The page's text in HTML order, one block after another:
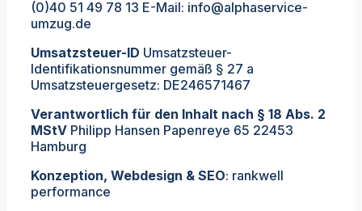
(0)40 51 49 78 13 E-Mail: info@alphaservice-
umzug.de
Umsatzsteuer-ID Umsatzsteuer-
Identifikationsnummer gemäß § 27 a
Umsatzsteuergesetz: DE246571467
Verantwortlich für den Inhalt nach § 18 Abs. 2
MStV Philipp Hansen Papenreye 65 22453
Hamburg
Konzeption, Webdesign & SEO: rankwell
performance